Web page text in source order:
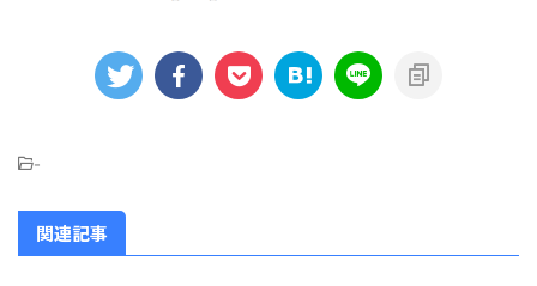
-
関連記事